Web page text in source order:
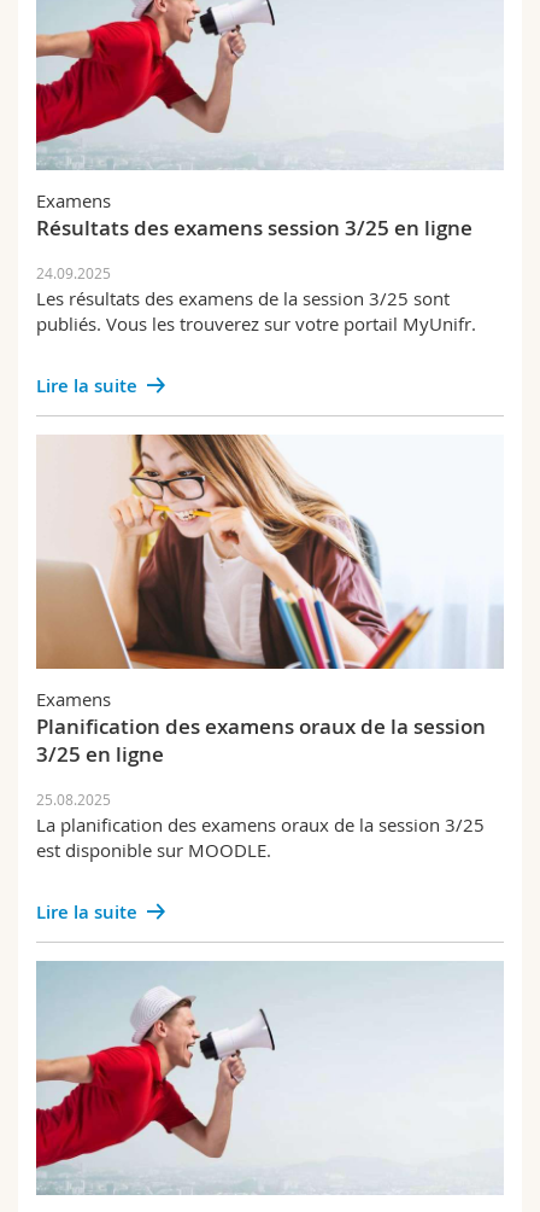
Examens
Résultats des examens session 3/25 en ligne
24.09.2025
Les résultats des examens de la session 3/25 sont
publiés. Vous les trouverez sur votre portail MyUnifr.
Lire la suite
Examens
Planification des examens oraux de la session
3/25 en ligne
25.08.2025
La planification des examens oraux de la session 3/25
est disponible sur MOODLE.
Lire la suite